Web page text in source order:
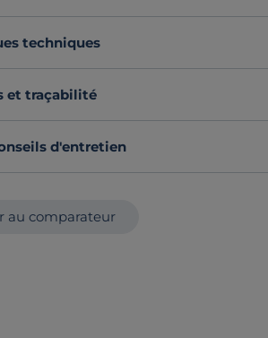
techniques
et traçabilité
d'entretien
au comparateur